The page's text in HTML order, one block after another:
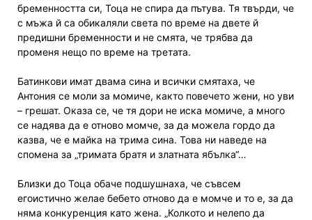
бременността си, Тоца не спира да пътува. Тя твърди, че
с мъжа й са обикаляли света по време на двете й
предишни бременности и не смята, че трябва да
променя нещо по време на третата.
Батинкови имат двама сина и всички смятаха, че
Антония се моли за момиче, както повечето жени, но уви
– грешат. Оказа се, че тя дори не иска момиче, а много
се надява да е отново момче, за да можела гордо да
казва, че е майка на трима сина. Това ни наведе на
спомена за „тримата братя и златната ябълка“…
Близки до Тоца обаче подшушнаха, че съвсем
егоистично желае бебето отново да е момче и то е, за да
няма конкуренция като жена. „Колкото и нелепо да